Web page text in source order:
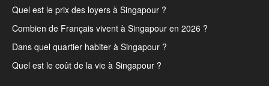
Quel est le prix des loyers à Singapour ?
Combien de Français vivent à Singapour en 2026 ?
Dans quel quartier habiter à Singapour ?
Quel est le coût de la vie à Singapour ?